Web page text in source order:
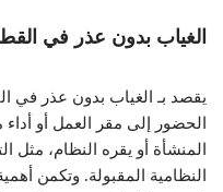
الغياب بدون عذر في
يقصد بـ الغياب بدون عذر في
الحضور إلى مقر العمل أو
المنشأة أو يقره النظام، مثل
النظامية المقبولة. وتكمن